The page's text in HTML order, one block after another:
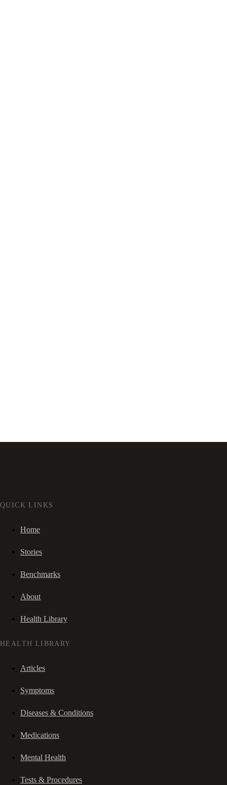
QUICK LINKS
Home
Stories
Benchmarks
About
Health Library
HEALTH LIBRARY
Articles
Symptoms
Diseases & Conditions
Medications
Mental Health
Tests & Procedures